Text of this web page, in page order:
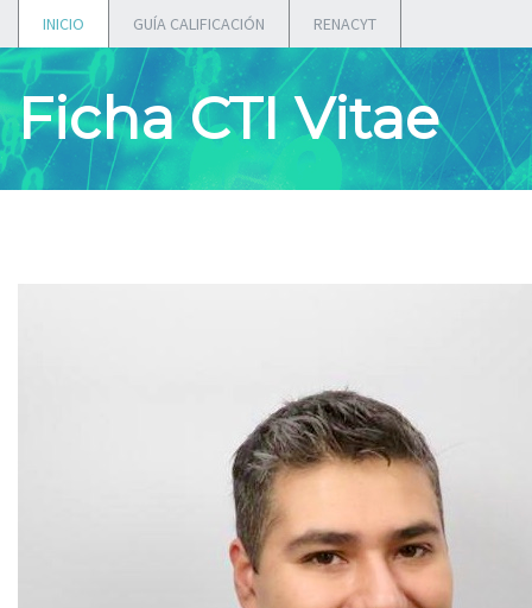
INICIO GUÍA CALIFICACIÓN RENACYT
Ficha CTI Vitae